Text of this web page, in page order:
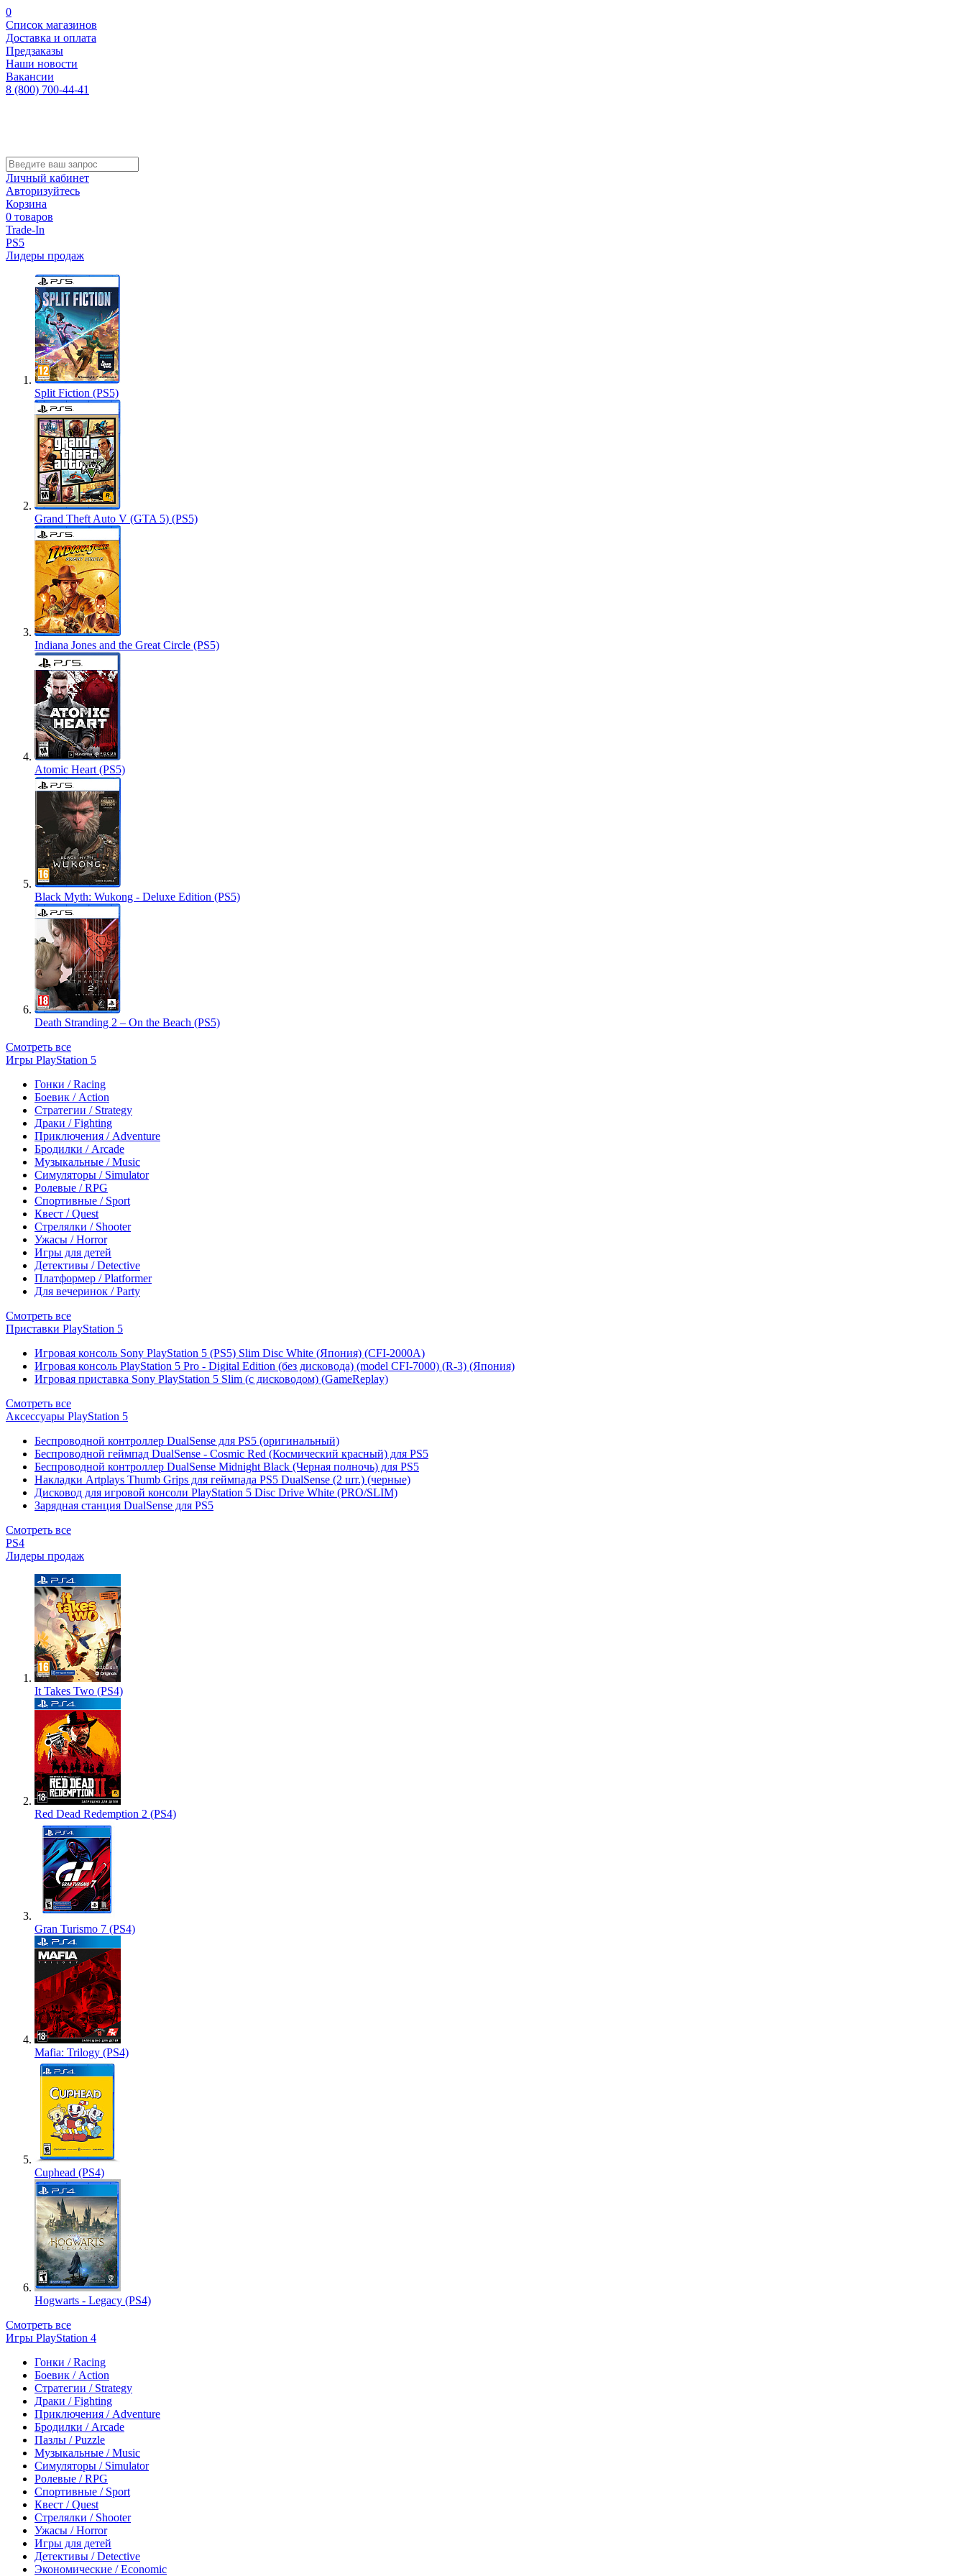
0
Список магазинов
Доставка и оплата
Предзаказы
Наши новости
Вакансии
8 (800) 700-44-41
Личный кабинет
Авторизуйтесь
Корзина
0 товаров
Trade-In
PS5
Лидеры продаж
Split Fiction (PS5)
Grand Theft Auto V (GTA 5) (PS5)
Indiana Jones and the Great Circle (PS5)
Atomic Heart (PS5)
Black Myth: Wukong - Deluxe Edition (PS5)
Death Stranding 2 – On the Beach (PS5)
Смотреть все
Игры PlayStation 5
Гонки / Racing
Боевик / Action
Стратегии / Strategy
Драки / Fighting
Приключения / Adventure
Бродилки / Arcade
Музыкальные / Music
Симуляторы / Simulator
Ролевые / RPG
Спортивные / Sport
Квест / Quest
Стрелялки / Shooter
Ужасы / Horror
Игры для детей
Детективы / Detective
Платформер / Platformer
Для вечеринок / Party
Смотреть все
Приставки PlayStation 5
Игровая консоль Sony PlayStation 5 (PS5) Slim Disc White (Япония) (CFI-2000A)
Игровая консоль PlayStation 5 Pro - Digital Edition (без дисковода) (model CFI-7000) (R-3) (Япония)
Игровая приставка Sony PlayStation 5 Slim (с дисководом) (GameReplay)
Смотреть все
Аксессуары PlayStation 5
Беспроводной контроллер DualSense для PS5 (оригинальный)
Беспроводной геймпад DualSense - Cosmic Red (Космический красный) для PS5
Беспроводной контроллер DualSense Midnight Black (Черная полночь) для PS5
Накладки Artplays Thumb Grips для геймпада PS5 DualSense (2 шт.) (черные)
Дисковод для игровой консоли PlayStation 5 Disc Drive White (PRO/SLIM)
Зарядная станция DualSense для PS5
Смотреть все
PS4
Лидеры продаж
It Takes Two (PS4)
Red Dead Redemption 2 (PS4)
Gran Turismo 7 (PS4)
Mafia: Trilogy (PS4)
Cuphead (PS4)
Hogwarts - Legacy (PS4)
Смотреть все
Игры PlayStation 4
Гонки / Racing
Боевик / Action
Стратегии / Strategy
Драки / Fighting
Приключения / Adventure
Бродилки / Arcade
Пазлы / Puzzle
Музыкальные / Music
Симуляторы / Simulator
Ролевые / RPG
Спортивные / Sport
Квест / Quest
Стрелялки / Shooter
Ужасы / Horror
Игры для детей
Детективы / Detective
Экономические / Economic